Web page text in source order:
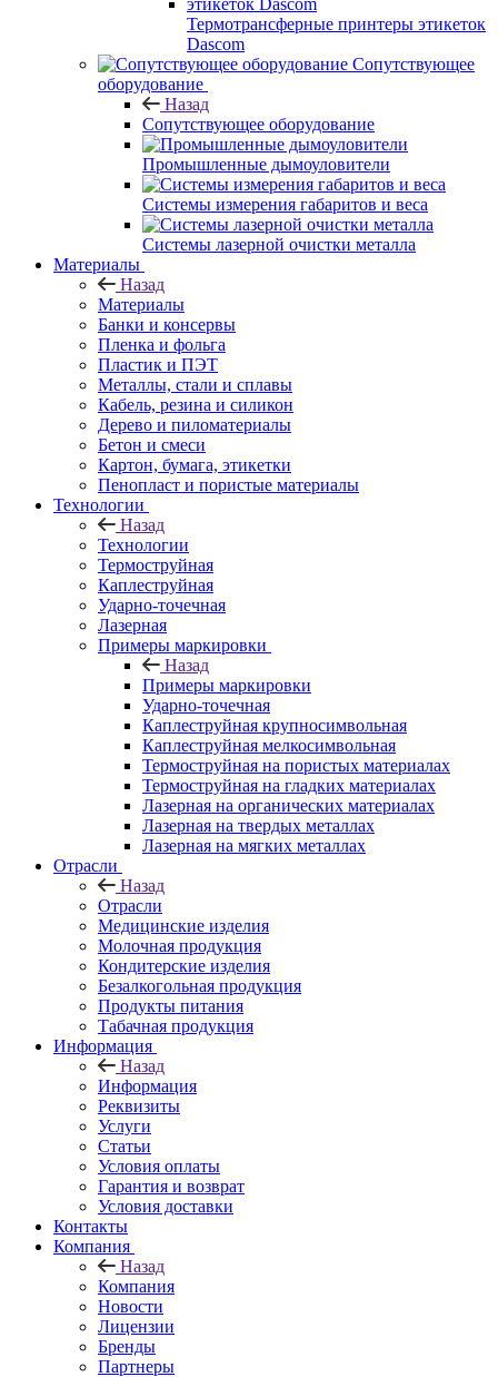
Термотрансферные принтеры этикеток
Dascom
Сопутствующее
оборудование
Назад
Сопутствующее оборудование
Промышленные дымоуловители
Системы измерения габаритов и веса
Системы лазерной очистки металла
Материалы
Назад
Материалы
Банки и консервы
Пленка и фольга
Пластик и ПЭТ
Металлы, стали и сплавы
Кабель, резина и силикон
Дерево и пиломатериалы
Бетон и смеси
Картон, бумага, этикетки
Пенопласт и пористые материалы
Технологии
Назад
Технологии
Термоструйная
Каплеструйная
Ударно-точечная
Лазерная
Примеры маркировки
Назад
Примеры маркировки
Ударно-точечная
Каплеструйная крупносимвольная
Каплеструйная мелкосимвольная
Термоструйная на пористых материалах
Термоструйная на гладких материалах
Лазерная на органических материалах
Лазерная на твердых металлах
Лазерная на мягких металлах
Отрасли
Назад
Отрасли
Медицинские изделия
Молочная продукция
Кондитерские изделия
Безалкогольная продукция
Продукты питания
Табачная продукция
Информация
Назад
Информация
Реквизиты
Услуги
Статьи
Условия оплаты
Гарантия и возврат
Условия доставки
Контакты
Компания
Назад
Компания
Новости
Лицензии
Бренды
Партнеры